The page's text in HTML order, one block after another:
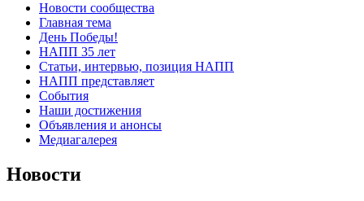
Новости сообщества
Главная тема
День Победы!
НАПП 35 лет
Статьи, интервью, позиция НАПП
НАПП представляет
События
Наши достижения
Объявления и анонсы
Медиагалерея
Новости